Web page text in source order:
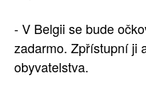
- V Belgii se bude
zadarmo. Zpřístupní ji
obyvatelstva.